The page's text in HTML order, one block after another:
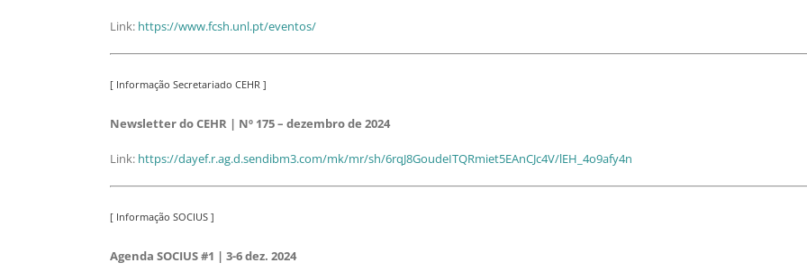
Link: https://www.fcsh.unl.pt/eventos/
[ Informação Secretariado CEHR ]
Newsletter do CEHR | Nº 175 – dezembro de 2024͏‌
Link: https://dayef.r.ag.d.sendibm3.com/mk/mr/sh/6rqJ8GoudeITQRmiet5EAnCJc4V/lEH_4o9afy4n
[ Informação SOCIUS ]
Agenda SOCIUS #1 | 3-6 dez. 2024